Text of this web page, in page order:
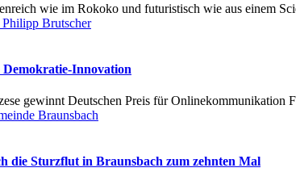
wie im Rokoko und futuristisch wie aus einem
Innovation
gewinnt Deutschen Preis für
die Sturzflut in Braunsbach zum zehnten Mal